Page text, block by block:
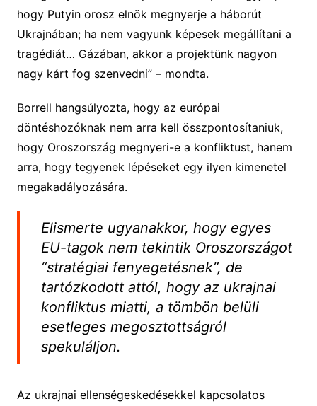
hogy Putyin orosz elnök megnyerje a háborút
Ukrajnában; ha nem vagyunk képesek megállítani a
tragédiát… Gázában, akkor a projektünk nagyon
nagy kárt fog szenvedni” – mondta.
Borrell hangsúlyozta, hogy az európai
döntéshozóknak nem arra kell összpontosítaniuk,
hogy Oroszország megnyeri-e a konfliktust, hanem
arra, hogy tegyenek lépéseket egy ilyen kimenetel
megakadályozására.
Elismerte ugyanakkor, hogy egyes
EU-tagok nem tekintik Oroszországot
“stratégiai fenyegetésnek”, de
tartózkodott attól, hogy az ukrajnai
konfliktus miatti, a tömbön belüli
esetleges megosztottságról
spekuláljon.
Az ukrajnai ellenségeskedésekkel kapcsolatos